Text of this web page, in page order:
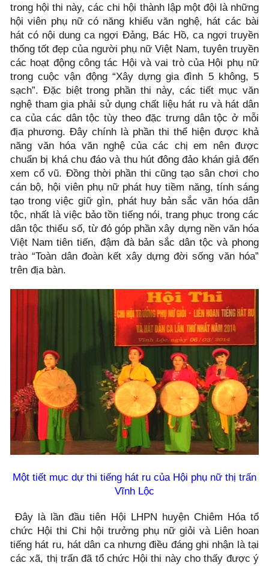
trong hội thi này, các chi hội thành lập một đội là những
hội viên phụ nữ có năng khiếu văn nghệ, hát các bài
hát có nội dung ca ngợi Đảng, Bác Hồ, ca ngợi truyền
thống tốt đẹp của người phụ nữ Việt Nam, tuyên truyền
các hoạt động công tác Hội và vai trò của Hội phụ nữ
trong cuộc vận động “Xây dựng gia đình 5 không, 5
sạch”. Đặc biệt trong phần thi này, các tiết mục văn
nghệ tham gia phải sử dụng chất liệu hát ru và hát dân
ca của các dân tộc tùy theo đặc trưng dân tộc ở mỗi
địa phương. Đây chính là phần thi thể hiện được khả
năng văn hóa văn nghệ của các chị em nên được
chuẩn bị khá chu đáo và thu hút đông đảo khán giả đến
xem cổ vũ. Đồng thời phần thi cũng tạo sân chơi cho
cán bộ, hội viên phụ nữ phát huy tiềm năng, tính sáng
tạo trong việc giữ gìn, phát huy bản sắc văn hóa dân
tộc, nhất là việc bảo tồn tiếng nói, trang phục trong các
dân tộc thiểu số, từ đó góp phần xây dựng nền văn hóa
Việt Nam tiên tiến, đậm đà bản sắc dân tộc và phong
trào “Toàn dân đoàn kết xây dựng đời sống văn hóa”
trên địa bàn.
Một tiết mục dự thi tiếng hát ru của Hội phụ nữ thị trấn
Vĩnh Lộc
Đây là lần đầu tiên Hội LHPN huyện Chiêm Hóa tổ
chức Hội thi Chi hội trưởng phụ nữ giỏi và Liên hoan
tiếng hát ru, hát dân ca nhưng điều đáng ghi nhận là tại
các xã, thị trấn đã tổ chức Hội thi này cho thấy được ý